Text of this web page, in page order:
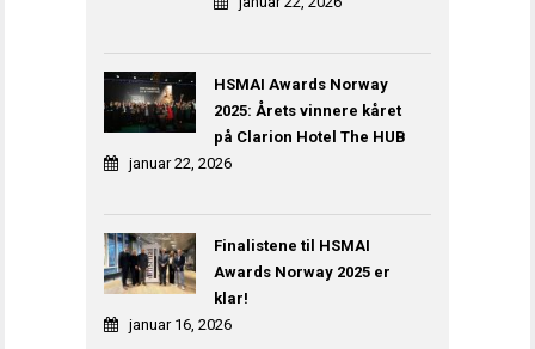
HSMAI Awards Norway
2025: Årets vinnere kåret
på Clarion Hotel The HUB
januar 22, 2026
Finalistene til HSMAI
Awards Norway 2025 er
klar!
januar 16, 2026